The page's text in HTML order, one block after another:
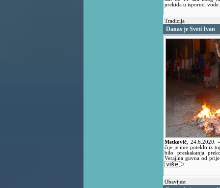
prekida u isporuci vode.
Tradicija
Danas je Sveti Ivan
Metković ,24.6.2020.
čije je ime poteklo iz
bilo preskakanja
Verajina guvna od
Obavijest